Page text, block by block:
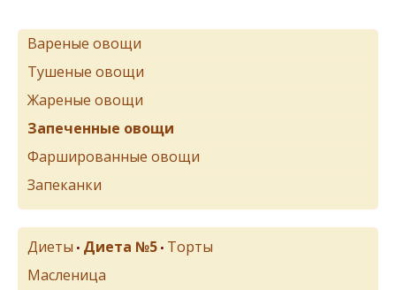
Вареные овощи
Тушеные овощи
Жареные овощи
Запеченные овощи
Фаршированные овощи
Запеканки
Диеты • Диета №5 • Торты
Масленица